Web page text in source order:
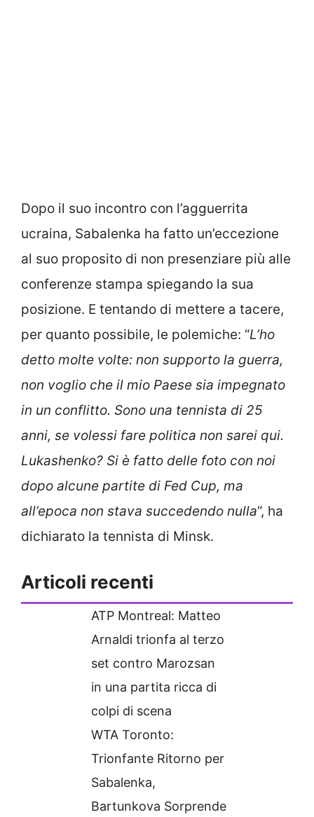
Dopo il suo incontro con l’agguerrita
ucraina, Sabalenka ha fatto un’eccezione
al suo proposito di non presenziare più alle
conferenze stampa spiegando la sua
posizione. E tentando di mettere a tacere,
per quanto possibile, le polemiche: “L’ho
detto molte volte: non supporto la guerra,
non voglio che il mio Paese sia impegnato
in un conflitto. Sono una tennista di 25
anni, se volessi fare politica non sarei qui.
Lukashenko? Si è fatto delle foto con noi
dopo alcune partite di Fed Cup, ma
all’epoca non stava succedendo nulla“, ha
dichiarato la tennista di Minsk.
Articoli recenti
ATP Montreal: Matteo
Arnaldi trionfa al terzo
set contro Marozsan
in una partita ricca di
colpi di scena
WTA Toronto:
Trionfante Ritorno per
Sabalenka,
Bartunkova Sorprende